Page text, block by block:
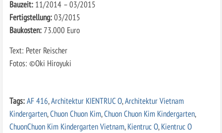
Bauzeit:11/2014 – 03/2015
Fertigstellung:03/2015
Baukosten:73.000 Euro
Text: Peter Reischer
Fotos: ©Oki Hiroyuki
Tags:AF 416,Architektur KIENTRUC O,Architektur Vietnam
Kindergarten,Chuon Chuon Kim,Chuon Chuon Kim Kindergarten,
ChuonChuon Kim Kindergarten Vietnam,Kientruc O,Kientruc O